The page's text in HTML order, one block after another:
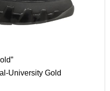
University Gold